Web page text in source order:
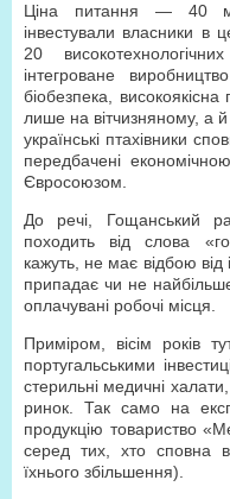
Ціна питання — 40
інвестували власники в
20
інтегроване
біобезпека, високоякісна
лише на вітчизняному, а
українські птахівники
передбачені
Євросоюзом.
До речі, Гощанський
походить від слова
кажуть, не має відбою від
припадає чи не
оплачувані робочі місця.
Приміром, вісім років
португальськими
стерильні медичні
ринок. Так само на
продукцію товариство
серед тих, хто сповна
їхнього збільшення).